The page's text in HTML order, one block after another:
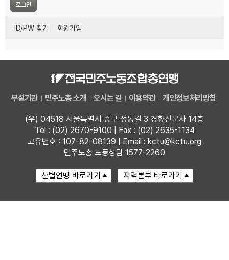
ID/PW 찾기 회원가입
부설기관 민주노총 소개 오시는 길 이용약관 개인정보처리방침
(우) 04518 서울특별시 중구 정동길 3 경향신문사 14층
Tel : (02) 2670-9100 | Fax : (02) 2635-1134
고유번호 : 107-82-08139 | Email : kctu@kctu.org
민주노총 노동상담 1577-2260